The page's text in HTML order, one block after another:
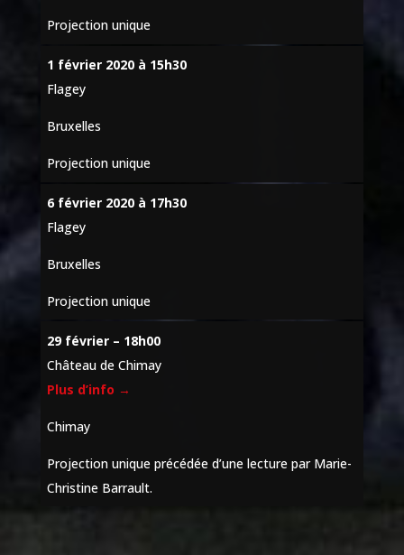
Projection unique
1 février 2020 à 15h30
Flagey
Bruxelles
Projection unique
6 février 2020 à 17h30
Flagey
Bruxelles
Projection unique
29 février – 18h00
Château de Chimay
Plus d’info →
Chimay
Projection unique précédée d’une lecture par Marie-
Christine Barrault.